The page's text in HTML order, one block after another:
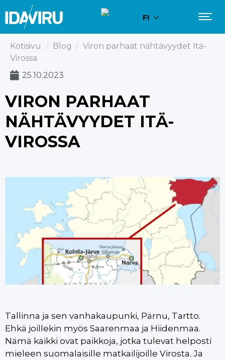
FI
Kotisivu / Blog / Viron parhaat nähtävyydet Itä-
Virossa
25.10.2023
VIRON PARHAAT
NÄHTÄVYYDET ITÄ-
VIROSSA
Tallinna ja sen vanhakaupunki, Pärnu, Tartto.
Ehkä joillekin myös Saarenmaa ja Hiidenmaa.
Nämä kaikki ovat paikkoja, jotka tulevat helposti
mieleen suomalaisille matkailijoille Virosta. Ja